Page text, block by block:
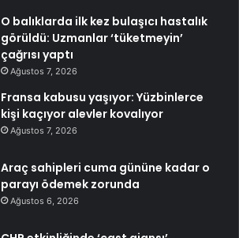
O balıklarda ilk kez bulaşıcı hastalık
görüldü: Uzmanlar ‘tüketmeyin’
çağrısı yaptı
Ağustos 7, 2026
Fransa kabusu yaşıyor: Yüzbinlerce
kişi kaçıyor alevler kovalıyor
Ağustos 7, 2026
Araç sahipleri cuma gününe kadar o
parayı ödemek zorunda
Ağustos 6, 2026